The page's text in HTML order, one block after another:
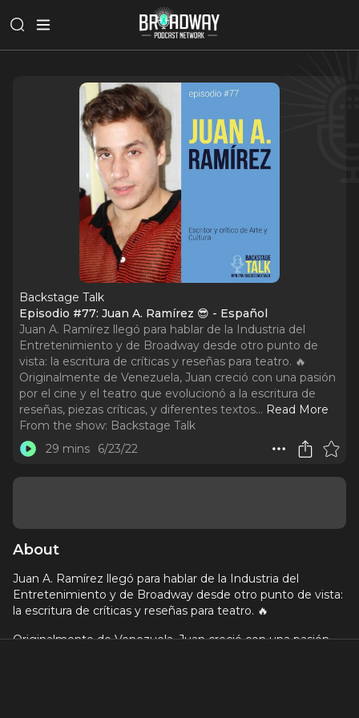
Backstage Talk
Episodio #77: Juan A. Ramírez 😎 - Español
Juan A. Ramírez llegó para hablar de la Industria del
Entretenimiento y de Broadway desde otro punto de
vista: la escritura de críticas y reseñas para teatro. 🔥
Originalmente de Venezuela, Juan creció con una pasión
por el cine y el teatro que evolucionó a la escritura de
reseñas, piezas críticas, y diferentes textos... Read More
From the show: Backstage Talk
29 mins
6/23/22
About
Juan A. Ramírez llegó para hablar de la Industria del
Entretenimiento y de Broadway desde otro punto de vista:
la escritura de críticas y reseñas para teatro. 🔥
Originalmente de Venezuela, Juan creció con una pasión